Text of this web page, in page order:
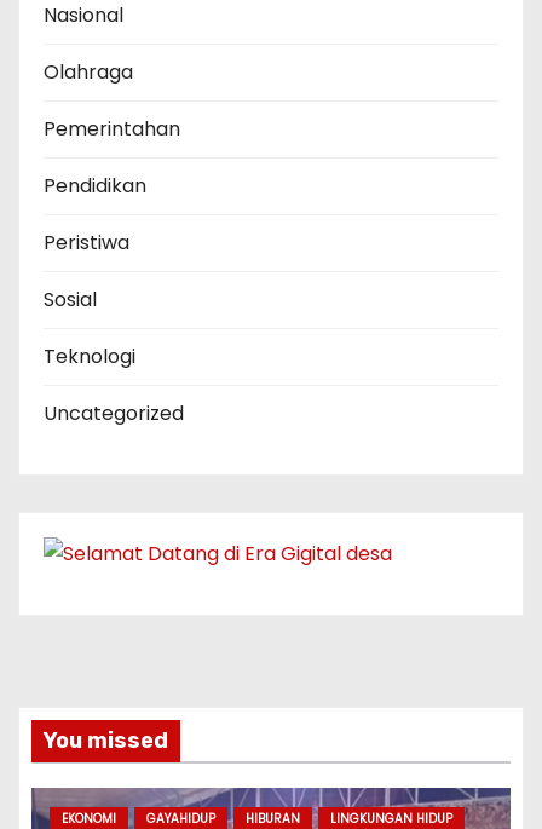
Nasional
Olahraga
Pemerintahan
Pendidikan
Peristiwa
Sosial
Teknologi
Uncategorized
You missed
EKONOMI GAYAHIDUP HIBURAN
LINGKUNGAN HIDUP